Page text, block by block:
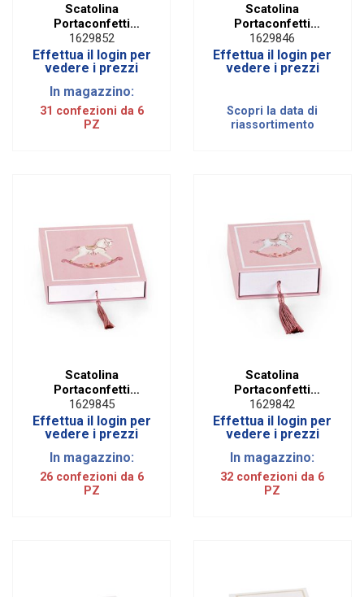
Scatolina
Portaconfetti
Grande Cavallino
Azzurro con
Nappina e Inserto
1629852
Effettua il login per
vedere i prezzi
In magazzino:
31 confezioni da 6
PZ
Scatolina
Portaconfetti
Cavallino Azzurro
con Nappina e
Inserto Removibile
1629846
Effettua il login per
vedere i prezzi
Scopri la data di
riassortimento
Scatolina
Portaconfetti
Grande Cavallino
Rosa con Nappina e
Inserto Removibile
1629845
Effettua il login per
vedere i prezzi
In magazzino:
26 confezioni da 6
PZ
Scatolina
Portaconfetti
Cavallino Rosa con
Nappina e Inserto
Removibile (6 PZ)
1629842
Effettua il login per
vedere i prezzi
In magazzino:
32 confezioni da 6
PZ